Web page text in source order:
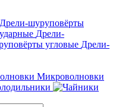
Дрели-шуруповёрты
Дрели-
Дрели-
Микроволновки